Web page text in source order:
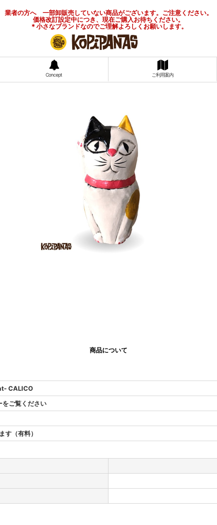
業者の方へ 一部卸販売していない商品がございます。ご注意ください。
価格改訂設定中につき、現在ご購入お待ちください。
＊小さなブランドなのでご理解よろしくお願いします。
Concept ご利用案内
商品について
CALICO
ご覧ください
（有料）